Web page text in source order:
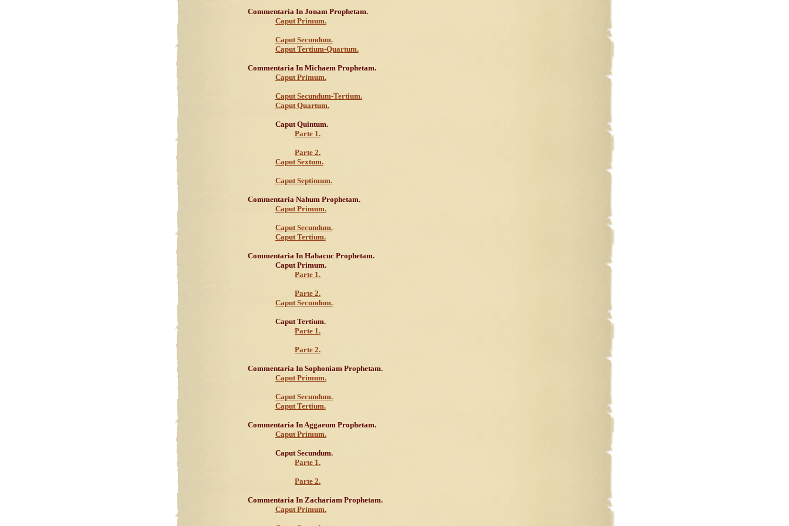
Commentaria In Jonam Prophetam.
Caput Primum.
Caput Secundum.
Caput Tertium-Quartum.
Commentaria In Michaem Prophetam.
Caput Primum.
Caput Secundum-Tertium.
Caput Quartum.
Caput Quintum.
Parte 1.
Parte 2.
Caput Sextum.
Caput Septimum.
Commentaria Nahum Prophetam.
Caput Primum.
Caput Secundum.
Caput Tertium.
Commentaria In Habacuc Prophetam.
Caput Primum.
Parte 1.
Parte 2.
Caput Secundum.
Caput Tertium.
Parte 1.
Parte 2.
Commentaria In Sophoniam Prophetam.
Caput Primum.
Caput Secundum.
Caput Tertium.
Commentaria In Aggaeum Prophetam.
Caput Primum.
Caput Secundum.
Parte 1.
Parte 2.
Commentaria In Zachariam Prophetam.
Caput Primum.